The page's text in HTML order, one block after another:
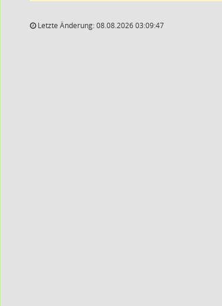
Letzte Änderung: 08.08.2026 03:09:47